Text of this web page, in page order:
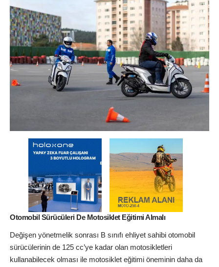
Otomobil Sürücüleri De Motosiklet Eğitimi Almalı
Değişen yönetmelik sonrası B sınıfı ehliyet sahibi otomobil
sürücülerinin de 125 cc’ye kadar olan motosikletleri
kullanabilecek olması ile motosiklet eğitimi öneminin daha da